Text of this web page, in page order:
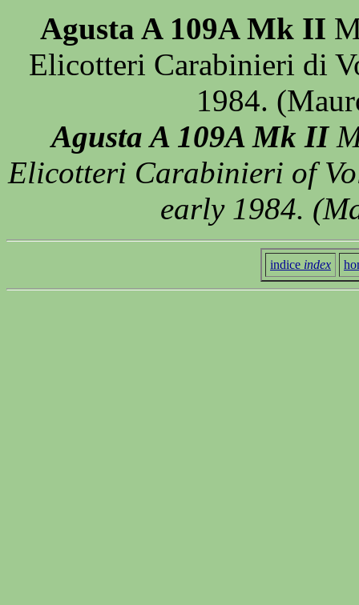
Agusta A 109A Mk II
Elicotteri Carabinieri di
1984.
Agusta A 109A Mk II
Elicotteri Carabinieri of
early 1984.
indice index